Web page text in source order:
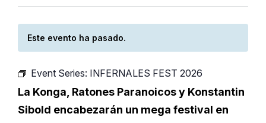
Este evento ha pasado.
Event Series: INFERNALES FEST 2026
La Konga, Ratones Paranoicos y Konstantin
Sibold encabezarán un mega festival en